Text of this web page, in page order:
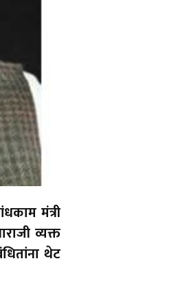
मंत्री
व्यक्त
थेट